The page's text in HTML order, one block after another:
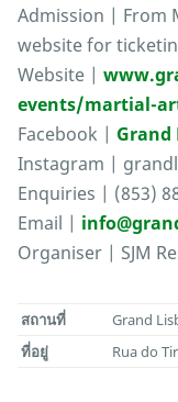
Admission | From
website for
Website |
events/martial-
Facebook | Grand
Instagram |
Enquiries | (853)
Email |
Organiser | SJM
สถานที่
Grand
ที่อยู่
Rua do